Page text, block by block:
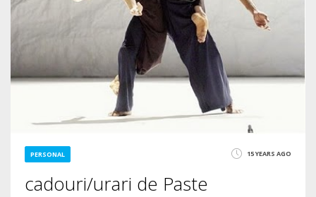
PERSONAL 15 YEARS AGO
cadouri/urari de Paste